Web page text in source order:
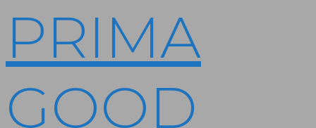
PRIMA
GOOD